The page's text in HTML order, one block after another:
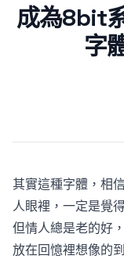
成為8bit
字
其實這種字體，相
人眼裡，一定是覺
但情人總是老的好
放在回憶裡想像的